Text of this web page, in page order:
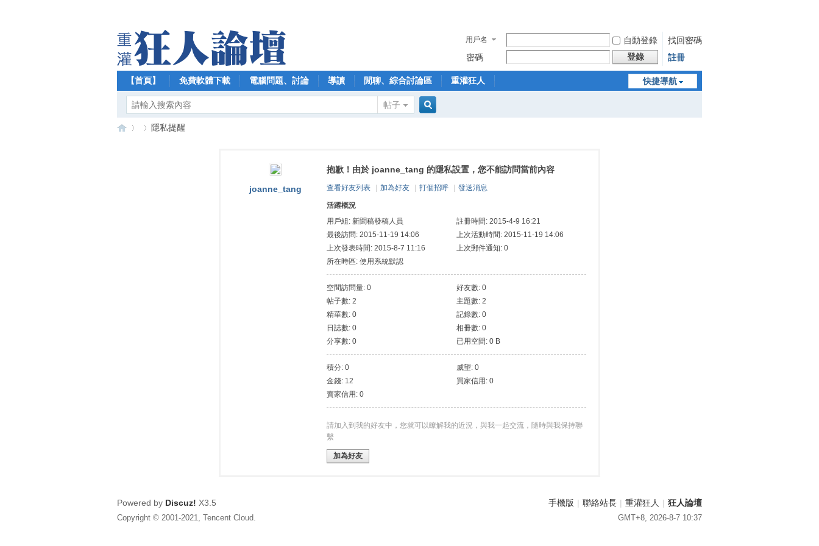
用戶名 自動登錄
找回密碼
密碼
登錄 註冊
快捷導航
【首頁】 免費軟體下載 電腦問題、討論 導讀 閒聊、綜合討論區 重灌狂人
帖子
索
隱私提醒
joanne_tang
抱歉！由於 joanne_tang 的隱私設置，您不能訪問當前內容
查看好友列表 加為好友 打個招呼 發送消息
活躍概況
用戶組: 新聞稿發稿人員
註冊時間: 2015-4-9 16:21
最後訪問: 2015-11-19 14:06
上次活動時間: 2015-11-19 14:06
上次發表時間: 2015-8-7 11:16
上次郵件通知: 0
所在時區: 使用系統默認
空間訪問量: 0
好友數: 0
帖子數: 2
主題數: 2
精華數: 0
記錄數: 0
日誌數: 0
相冊數: 0
分享數: 0
已用空間: 0 B
積分: 0
威望: 0
金錢: 12
買家信用: 0
賣家信用: 0
請加入到我的好友中，您就可以瞭解我的近況，與我一起交流，隨時與我保持聯
繫
加為好友
手機版 | 聯絡站長 | 重灌狂人 | 狂人論壇
GMT+8, 2026-8-7 10:37
Powered by Discuz! X3.5
Copyright © 2001-2021, Tencent Cloud.